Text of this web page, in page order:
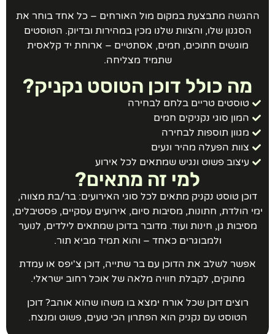
ההגשה מתבצעת במקום מול האורחים – כל אחד בוחר את
הסגנון שלו, והצוות שלנו מכין במהירות ובדיוק. הטוסטים
מוגשים חתוכים, חמים, אסתטיים – ארוחת יד קלאסית
שתמיד מצליחה.
מה כולל דוכן הטוסט נקניק?
טוסטים טריים בלחם לבחירה
המון סוגי נקניקים חמים
מגוון תוספות לבחירה
צוות הפעלה מהיר ונעים
עיצוב פשוט ונגיש שמתאים לכל אירוע
למי זה מתאים?
דוכן טוסט נקניק מתאים לכל סוגי האירועים: בר/בת מצווה,
הולדת, חתונות, מסיבות סיום, אירועים עסקיים, פסטיבלים,
מסיבות גן, חינות ועוד. מדובר בדוכן שמתאים לילדים, לנוער
ולמבוגרים כאחד – והוא תמיד מביא תור.
אפשר לשלב את הדוכן עם בר שתייה, דוכן צ'יפס או עמדת
מתוקים, לקבלת חוויה מלאה של אוכל רחוב ישראלי.
רוצים דוכן שכל אורח ימצא בו משהו שהוא אוהב? דוכן
הטוסט עם נקניק הוא הפתרון הכי טעים, פשוט ומנצח.